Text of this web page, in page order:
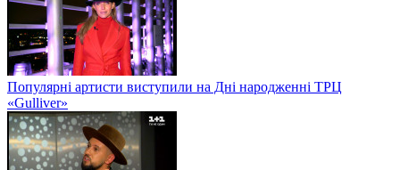
Популярні артисти виступили на Дні народженні ТРЦ
«Gulliver»